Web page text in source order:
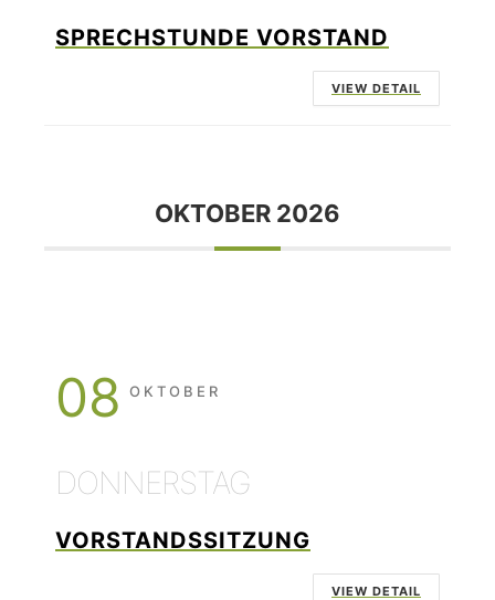
SPRECHSTUNDE VORSTAND
VIEW DETAIL
OKTOBER 2026
08 OKTOBER
DONNERSTAG
VORSTANDSSITZUNG
VIEW DETAIL